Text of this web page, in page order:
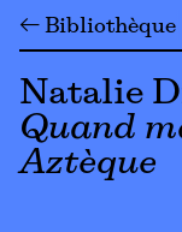
← Bibliothèque
Natalie
Quand
Aztèque